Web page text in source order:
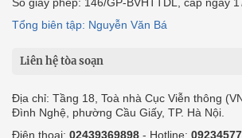
Tổng biên tập: Nguyễn Văn Bá
Liên hệ tòa soạn
Địa chỉ: Tầng 18, Toà nhà Cục Viễn thông
Đình Nghệ, phường Cầu Giấy, TP. Hà Nội.
Điện thoại: 02439369898 - Hotline: